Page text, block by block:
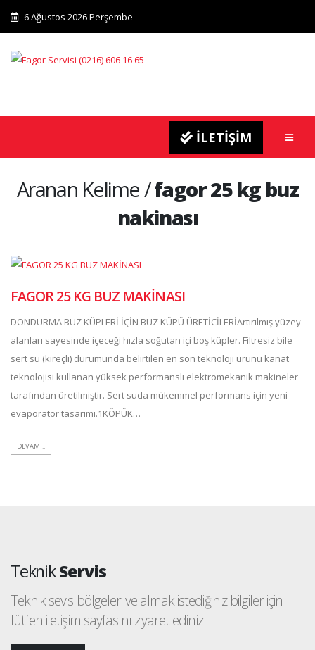
6 Ağustos 2026 Perşembe
İLETİŞİM
Aranan Kelime /fagor 25 kg buz
nakinası
FAGOR 25 KG BUZ MAKİNASI
DONDURMA BUZ KÜPLERİ İÇİN BUZ KÜPÜ ÜRETİCİLERİArtırılmış yüzey
alanları sayesinde içeceği hızla soğutan içi boş küpler. Filtresiz bile
sert su (kireçli) durumunda belirtilen en son teknoloji ürünü kanat
teknolojisi kullanan yüksek performanslı elektromekanik makineler
tarafından üretilmiştir. Sert suda mükemmel performans için yeni
evaporatör tasarımı.1KÖPÜK…
DEVAMI..
TeknikServis
Teknik sevis bölgeleri ve almak istediğiniz bilgiler için
lütfen iletişim sayfasını ziyaret ediniz.